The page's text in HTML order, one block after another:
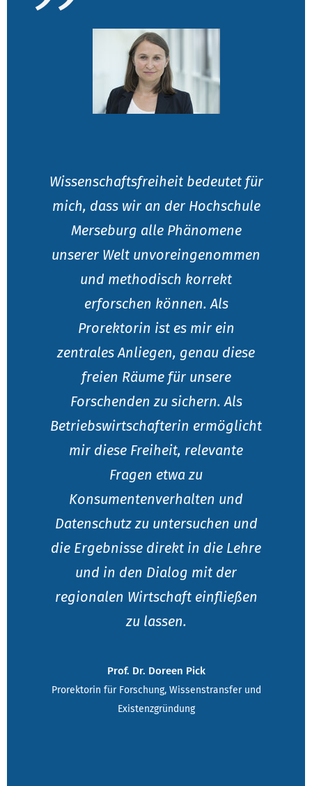
Wissenschaftsfreiheit bedeutet für
mich, dass wir an der Hochschule
Merseburg alle Phänomene
unserer Welt unvoreingenommen
und methodisch korrekt
erforschen können. Als
Prorektorin ist es mir ein
zentrales Anliegen, genau diese
freien Räume für unsere
Forschenden zu sichern. Als
Betriebswirtschafterin ermöglicht
mir diese Freiheit, relevante
Fragen etwa zu
Konsumentenverhalten und
Datenschutz zu untersuchen und
die Ergebnisse direkt in die Lehre
und in den Dialog mit der
regionalen Wirtschaft einfließen
zu lassen.
Prof. Dr. Doreen Pick
Prorektorin für Forschung, Wissenstransfer und
Existenzgründung